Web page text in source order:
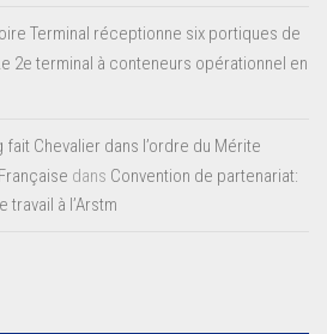
Terminal réceptionne six portiques de
2e terminal à conteneurs opérationnel en
Chevalier dans l’ordre du Mérite
dans Convention de partenariat:
travail à l’Arstm